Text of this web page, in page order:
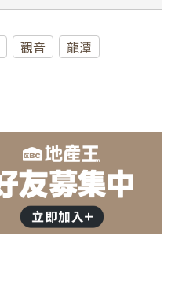
觀音 龍潭